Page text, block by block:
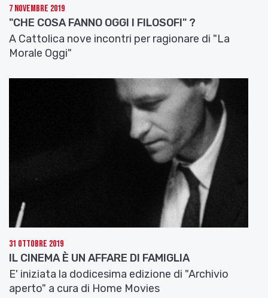
7 Novembre 2019
"CHE COSA FANNO OGGI I FILOSOFI" ?
A Cattolica nove incontri per ragionare di "La
Morale Oggi"
31 Ottobre 2019
IL CINEMA È UN AFFARE DI FAMIGLIA
E' iniziata la dodicesima edizione di "Archivio
aperto" a cura di Home Movies